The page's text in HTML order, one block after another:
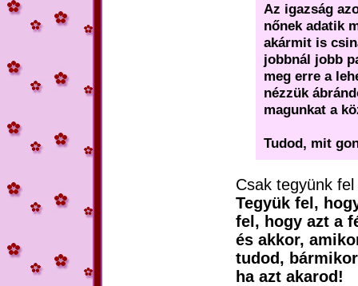
Az igazság
nőnek adatik
akármit is
jobbnál jobb
meg erre a
nézzük
magunkat a
Tudod, mit
Csak tegyünk
Tegyük fel,
fel, hogy azt a
és akkor,
tudod,
ha azt akarod!